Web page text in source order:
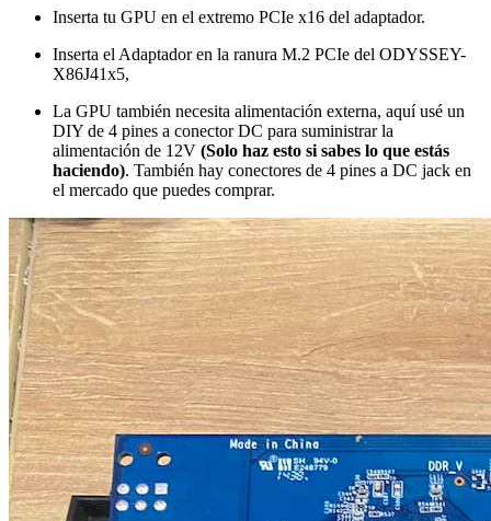
Inserta tu GPU en el extremo PCIe x16 del adaptador.
Inserta el Adaptador en la ranura M.2 PCIe del ODYSSEY-
X86J41x5,
La GPU también necesita alimentación externa, aquí usé un
DIY de 4 pines a conector DC para suministrar la
alimentación de 12V (Solo haz esto si sabes lo que estás
haciendo). También hay conectores de 4 pines a DC jack en
el mercado que puedes comprar.